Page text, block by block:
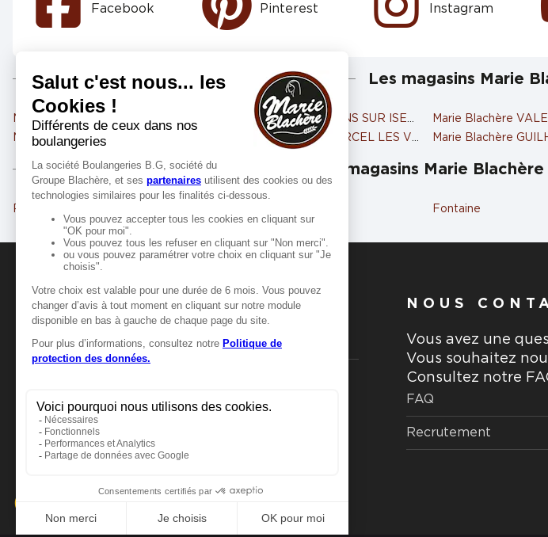
Facebook Pinterest Instagram
Les magasins Marie
Marie Blachère ROMANS SUR ISERE 3
Marie Blachère BOURG DE PEAGE
Marie Blachère ROMANS SUR ISERE
Marie Blachère ST MARCEL LES VALENCE
Marie Blachère
Marie Blachère
Les magasins Marie
Romans-sur-Isère Fontaine
MANGER-BOUGER
Manger-Bouger.fr
NOUS
Vous avez une
Vous souhaitez
Consultez notre
FAQ
Recrutement